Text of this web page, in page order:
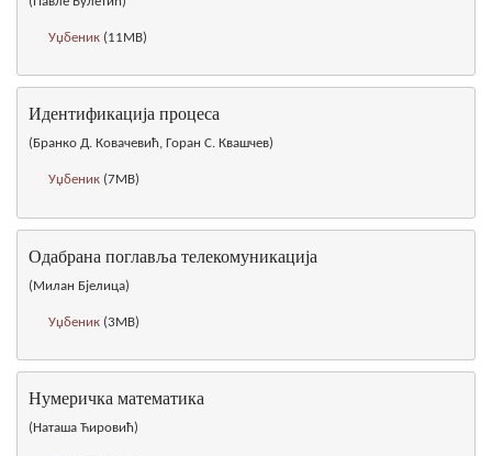
Уџбеник (11MB)
Идентификација процеса
(Бранко Д. Ковачевић, Горан С. Квашчев)
Уџбеник (7MB)
Одабрана поглавља телекомуникација
(Милан Бјелица)
Уџбеник (3MB)
Нумеричка математика
(Наташa Ћировић)